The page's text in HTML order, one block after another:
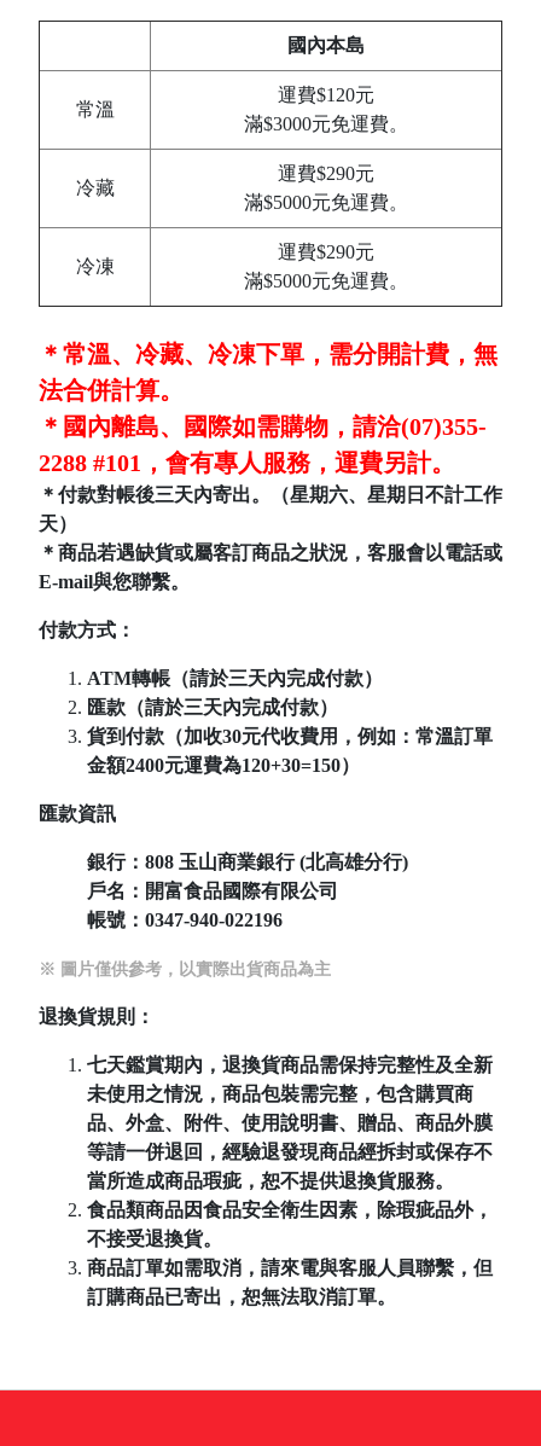
國內本島
常溫
運費$120元
滿$3000元免運費。
冷藏
運費$290元
滿$5000元免運費。
冷凍
運費$290元
滿$5000元免運費。
＊常溫、冷藏、冷凍下單，需分開計費，無
法合併計算。
＊國內離島、國際如需購物，請洽(07)355-
2288 #101，會有專人服務，運費另計。
＊付款對帳後三天內寄出。（星期六、星期日不計工作
天）
＊商品若遇缺貨或屬客訂商品之狀況，客服會以電話或
E-mail與您聯繫。
付款方式：
ATM轉帳（請於三天內完成付款）
匯款（請於三天內完成付款）
貨到付款（加收30元代收費用，例如：常溫訂單
金額2400元運費為120+30=150）
匯款資訊
銀行：808 玉山商業銀行 (北高雄分行)
戶名：開富食品國際有限公司
帳號： 0347-940-022196
※ 圖片僅供參考，以實際出貨商品為主
退換貨規則：
七天鑑賞期內，退換貨商品需保持完整性及全新
未使用之情況，商品包裝需完整，包含購買商
品、外盒、附件、使用說明書、贈品、商品外膜
等請一併退回，經驗退發現商品經拆封或保存不
當所造成商品瑕疵，恕不提供退換貨服務。
食品類商品因食品安全衛生因素，除瑕疵品外，
不接受退換貨。
商品訂單如需取消，請來電與客服人員聯繫，但
訂購商品已寄出，恕無法取消訂單。